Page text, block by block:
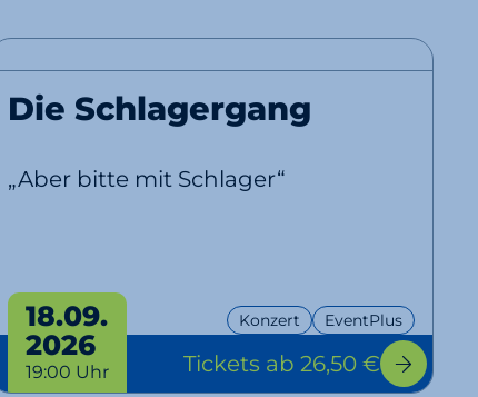
Die Schlagergang
„Aber bitte mit Schlager“
Konzert EventPlus
18.09.
2026
19:00 Uhr Tickets ab 26,50 €